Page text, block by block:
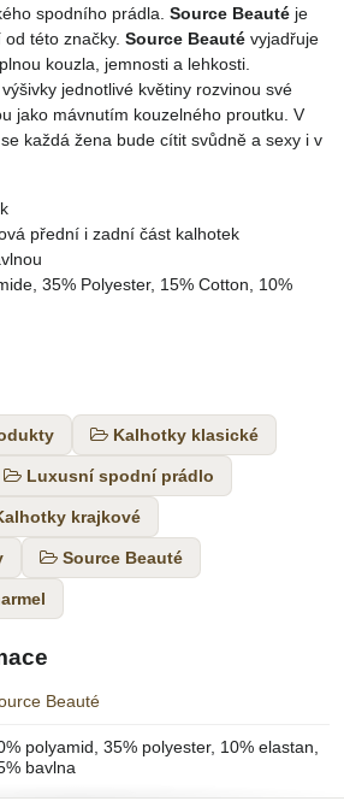
spodního prádla. Source Beauté je
této značky. Source Beauté vyjadřuje
kouzla, jemnosti a lehkosti.
jednotlivé květiny rozvinou své
jako mávnutím kouzelného proutku. V
se každá žena bude cítit svůdně a sexy i v
přední i zadní část kalhotek
35% Polyester, 15% Cotton, 10%
Kalhotky klasické
Luxusní spodní prádlo
krajkové
Source Beauté
Beauté
polyamid, 35% polyester, 10% elastan,
bavlna